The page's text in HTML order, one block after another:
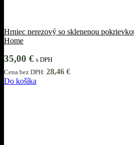
Hrniec nerezový so sklenenou
Home
35,00 € s DPH
Cena bez DPH: 28,46 €
Do košíka